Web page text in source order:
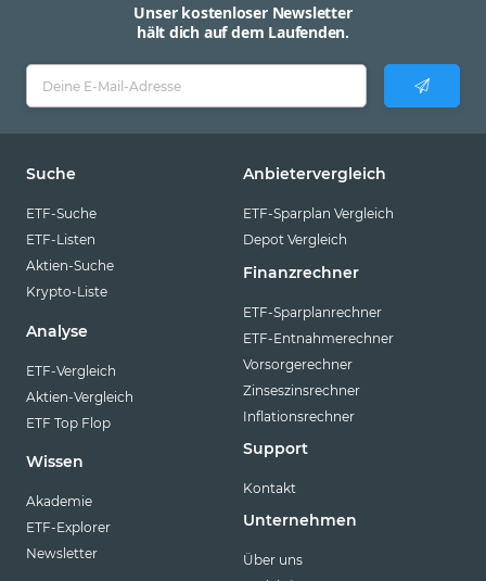
Unser kostenloser Newsletter
hält dich auf dem Laufenden.
Suche
ETF-Suche
ETF-Listen
Aktien-Suche
Krypto-Liste
Analyse
ETF-Vergleich
Aktien-Vergleich
ETF Top Flop
Wissen
Akademie
ETF-Explorer
Newsletter
Anbietervergleich
ETF-Sparplan Vergleich
Depot Vergleich
Finanzrechner
ETF-Sparplanrechner
ETF-Entnahmerechner
Vorsorgerechner
Zinseszinsrechner
Inflationsrechner
Support
Kontakt
Unternehmen
Über uns